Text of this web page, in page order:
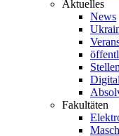
Aktuelles
News
Fakultäten